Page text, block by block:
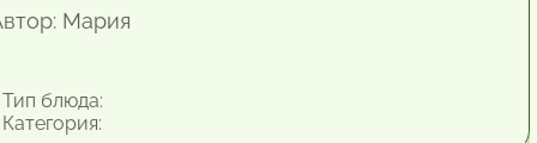
Мария
блюда: